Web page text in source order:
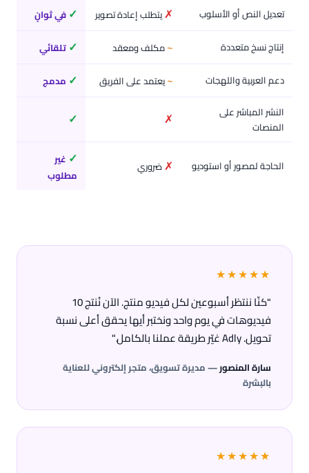
تعديل النص أو الأسلوب
✗يتطلب إعادة تصوير ✓ في ثوانٍ
إنتاج نسخ متعددة
~مكلف ومعقد ✓ تلقائي
دعم العربية واللهجات
~يعتمد على الفريق ✓ مدمج
النشر المباشر على
المنصات
✗
✓
الحاجة لمصور أو استوديو ✗ ضروري ✓ غير
مطلوب
★★★★★
"كنّا ننتظر أسبوعين لكل فيديو منتج. الآن نُنتج 10
فيديوهات في يوم واحد ونختبر أيها يحقق أعلى نسبة
تحويل. Adly غيّر طريقة عملنا بالكامل."
سارة المنصور— مديرة تسويق، متجر إلكتروني للعناية
بالبشرة
★★★★★